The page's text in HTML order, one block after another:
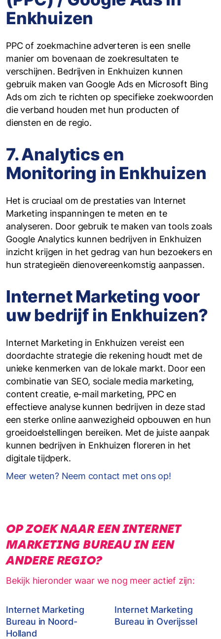
Enkhuizen
PPC of zoekmachine adverteren is een snelle
manier om bovenaan de zoekresultaten te
verschijnen. Bedrijven in Enkhuizen kunnen
gebruik maken van Google Ads en Microsoft Bing
Ads om zich te richten op specifieke zoekwoorden
die verband houden met hun producten of
diensten en de regio.
7. Analytics en
Monitoring in Enkhuizen
Het is cruciaal om de prestaties van Internet
Marketing inspanningen te meten en te
analyseren. Door gebruik te maken van tools zoals
Google Analytics kunnen bedrijven in Enkhuizen
inzicht krijgen in het gedrag van hun bezoekers en
hun strategieën dienovereenkomstig aanpassen.
Internet Marketing voor
uw bedrijf in Enkhuizen?
Internet Marketing in Enkhuizen vereist een
doordachte strategie die rekening houdt met de
unieke kenmerken van de lokale markt. Door een
combinatie van SEO, sociale media marketing,
content creatie, e-mail marketing, PPC en
effectieve analyse kunnen bedrijven in deze stad
een sterke online aanwezigheid opbouwen en hun
groeidoelstellingen bereiken. Met de juiste aanpak
kunnen bedrijven in Enkhuizen floreren in het
digitale tijdperk.
Meer weten? Neem contact met ons op!
OP ZOEK NAAR EEN INTERNET
MARKETING BUREAU IN EEN
ANDERE REGIO?
Bekijk hieronder waar we nog meer actief zijn:
Internet Marketing
Bureau in Noord-
Holland
Internet Marketing
Bureau in Overijssel